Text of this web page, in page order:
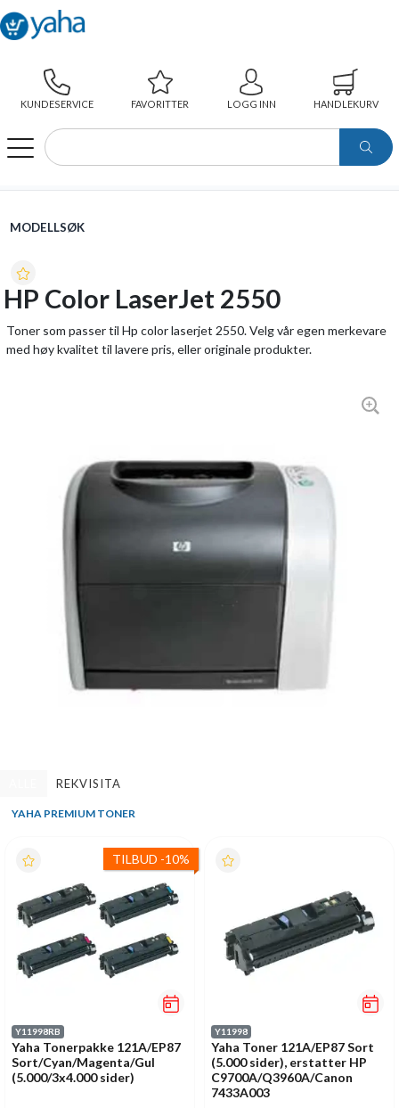
KUNDESERVICE FAVORITTER LOGG INN HANDLEKURV
WEBSHOP
MODELLSØK
HP Color LaserJet 2550
Toner som passer til Hp color laserjet 2550. Velg vår egen merkevare
med høy kvalitet til lavere pris, eller originale produkter.
REKVISITA
YAHA PREMIUM TONER
TILBUD -10%
Y11998RB
Yaha Tonerpakke 121A/EP87
Sort/Cyan/Magenta/Gul
(5.000/3x4.000 sider)
Y11998
Yaha Toner 121A/EP87 Sort
(5.000 sider), erstatter HP
C9700A/Q3960A/Canon
7433A003